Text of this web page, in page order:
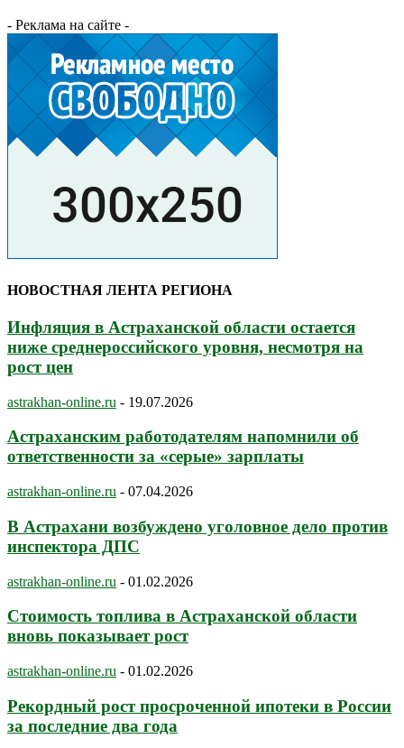
- Реклама на сайте -
НОВОСТНАЯ ЛЕНТА РЕГИОНА
Инфляция в Астраханской области остается
ниже среднероссийского уровня, несмотря на
рост цен
astrakhan-online.ru - 19.07.2026
Астраханским работодателям напомнили об
ответственности за «серые» зарплаты
astrakhan-online.ru - 07.04.2026
В Астрахани возбуждено уголовное дело против
инспектора ДПС
astrakhan-online.ru - 01.02.2026
Стоимость топлива в Астраханской области
вновь показывает рост
astrakhan-online.ru - 01.02.2026
Рекордный рост просроченной ипотеки в России
за последние два года